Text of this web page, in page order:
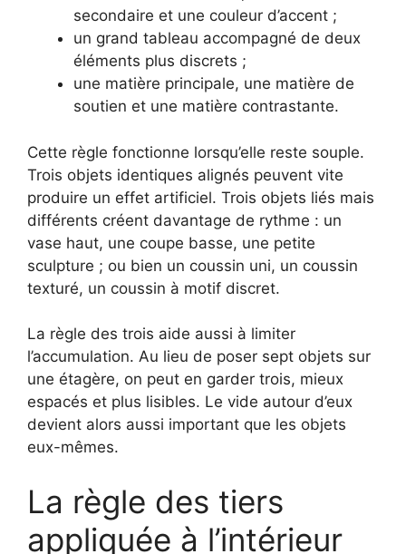
secondaire et une couleur d’accent ;
un grand tableau accompagné de deux
éléments plus discrets ;
une matière principale, une matière de
soutien et une matière contrastante.
Cette règle fonctionne lorsqu’elle reste souple.
Trois objets identiques alignés peuvent vite
produire un effet artificiel. Trois objets liés mais
différents créent davantage de rythme : un
vase haut, une coupe basse, une petite
sculpture ; ou bien un coussin uni, un coussin
texturé, un coussin à motif discret.
La règle des trois aide aussi à limiter
l’accumulation. Au lieu de poser sept objets sur
une étagère, on peut en garder trois, mieux
espacés et plus lisibles. Le vide autour d’eux
devient alors aussi important que les objets
eux-mêmes.
La règle des tiers
appliquée à l’intérieur